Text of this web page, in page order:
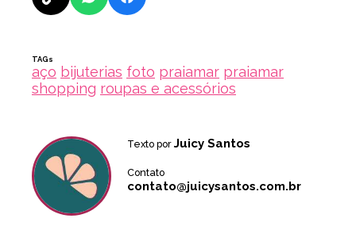
TAGs
aço bijuterias foto praiamar praiamar
shopping roupas e acessórios
Texto por Juicy Santos
Contato
contato@juicysantos.com.br